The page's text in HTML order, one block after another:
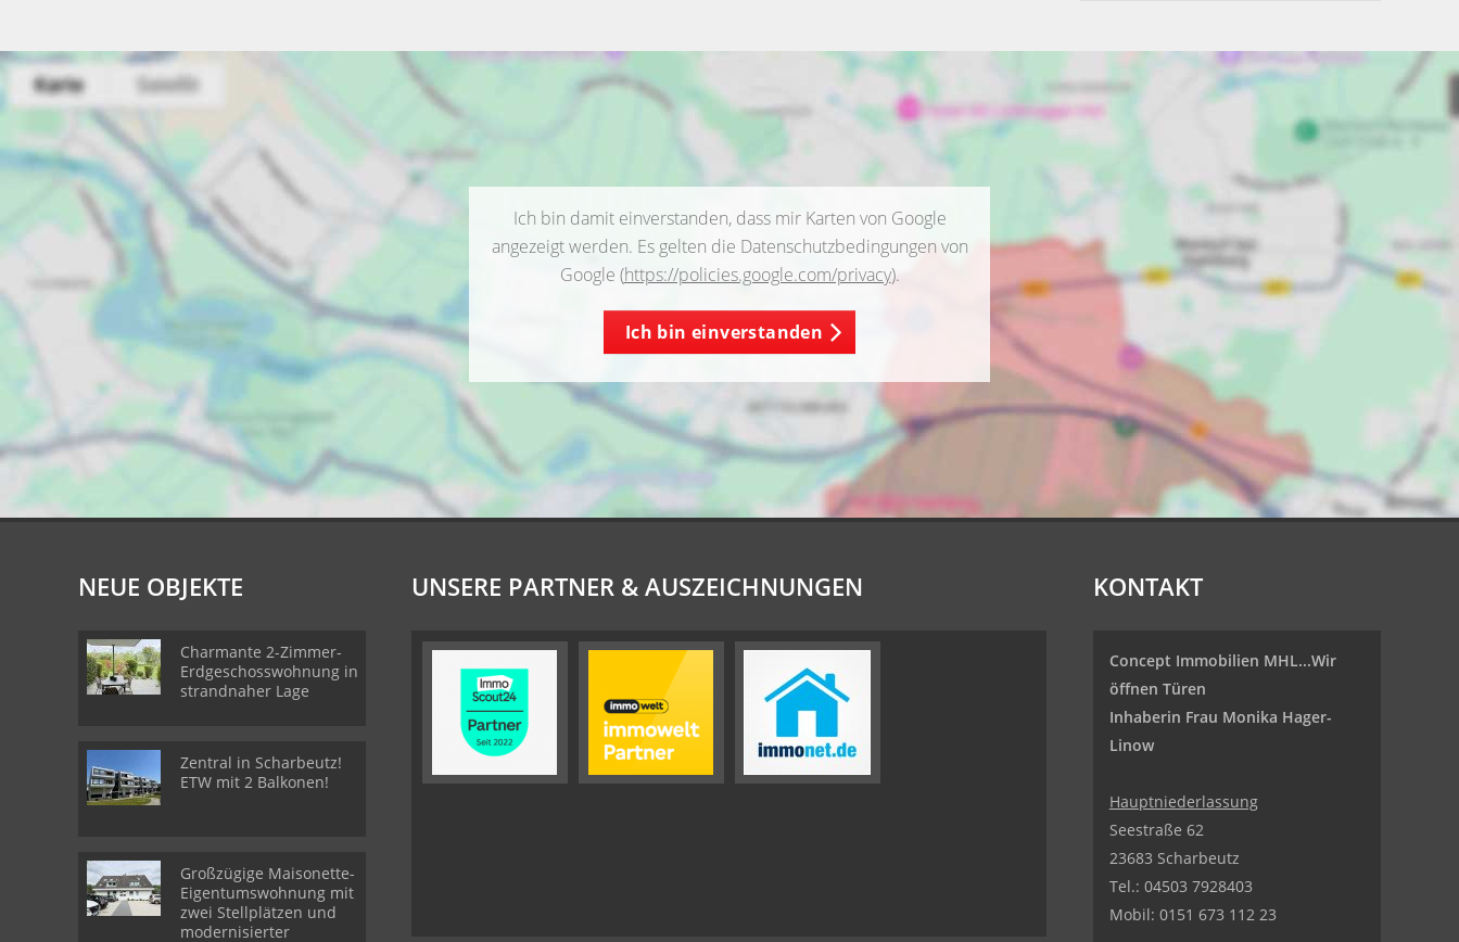
Ich bin damit einverstanden, dass mir Karten von Google
angezeigt werden. Es gelten die Datenschutzbedingungen von
Google (https://policies.google.com/privacy).
Ich bin einverstanden
NEUE OBJEKTE
Charmante 2-Zimmer-
Erdgeschosswohnung in
strandnaher Lage
Zentral in Scharbeutz!
ETW mit 2 Balkonen!
Großzügige Maisonette-
Eigentumswohnung mit
zwei Stellplätzen und
modernisierter
UNSERE PARTNER & AUSZEICHNUNGEN KONTAKT
Concept Immobilien MHL...Wir
öffnen Türen
Inhaberin Frau Monika Hager-
Linow
Hauptniederlassung
Seestraße 62
23683 Scharbeutz
Tel.: 04503 7928403
Mobil: 0151 673 112 23